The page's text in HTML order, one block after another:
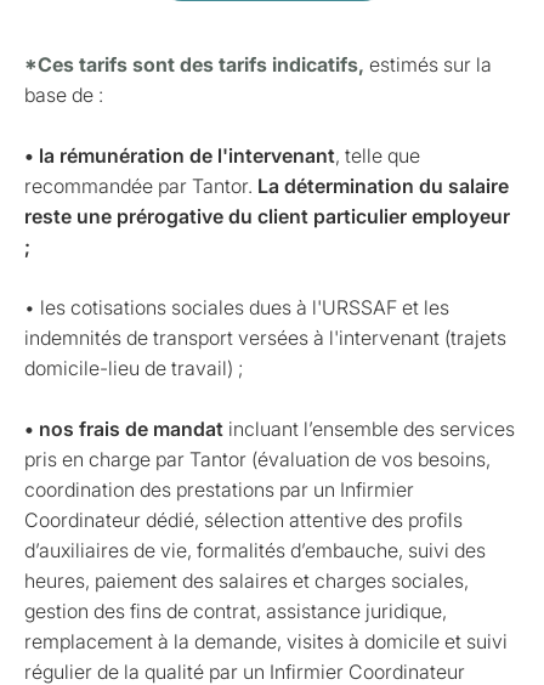
*Ces tarifs sont des tarifs indicatifs, estimés sur la
base de :
• la rémunération de l'intervenant, telle que
recommandée par Tantor. La détermination du salaire
reste une prérogative du client particulier employeur
;
• les cotisations sociales dues à l'URSSAF et les
indemnités de transport versées à l'intervenant (trajets
domicile-lieu de travail) ;
• nos frais de mandat incluant l’ensemble des services
pris en charge par Tantor (évaluation de vos besoins,
coordination des prestations par un Infirmier
Coordinateur dédié, sélection attentive des profils
d’auxiliaires de vie, formalités d’embauche, suivi des
heures, paiement des salaires et charges sociales,
gestion des fins de contrat, assistance juridique,
remplacement à la demande, visites à domicile et suivi
régulier de la qualité par un Infirmier Coordinateur